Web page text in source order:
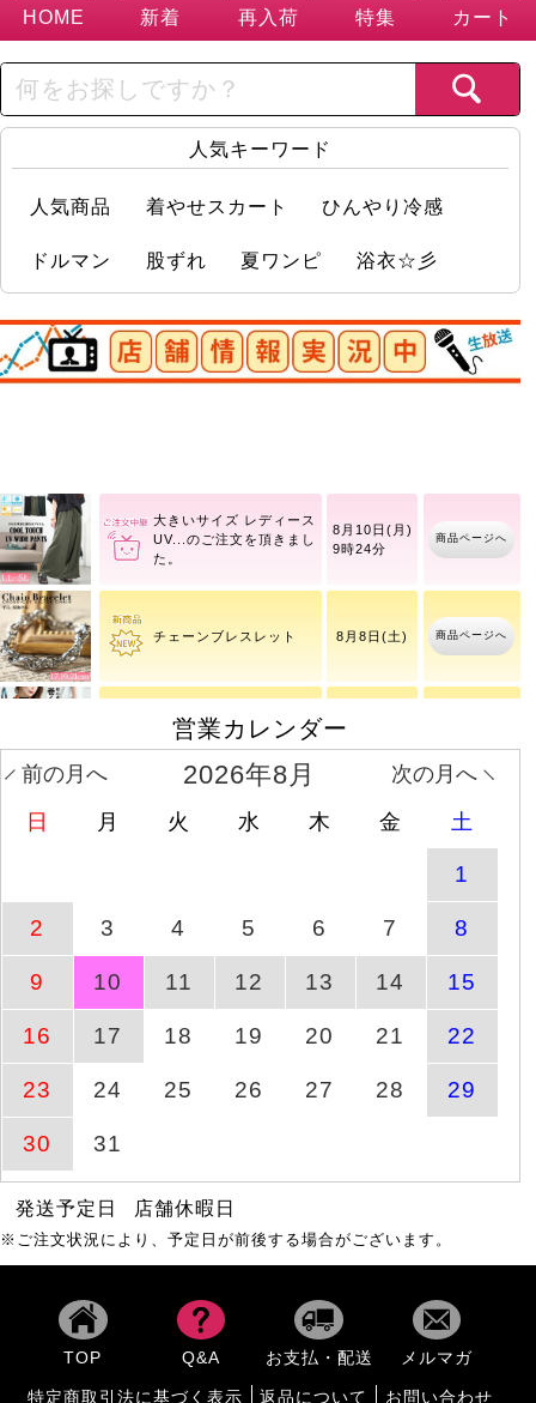
HOME 新着 再入荷 特集 カート
人気キーワード
人気商品 着やせスカート ひんやり冷感
ドルマン 股ずれ 夏ワンピ 浴衣☆彡
店舗情報実況中
大きいサイズ レディース
UV
8月10日(月)
9時24分
商品ページへ
チェーンブレスレット 8月8日(土) 商品ページへ
ナロースカーフ 8月8日(土)
大きいサイズ レディース
ボト
8月10日(月)
商品ページへ
イン
商品ページへ
バタフライ＆ラインスト
ーン2連バングル
商品ページへ
ドッキングタックワンピ
ラインストーンブレスレ
ット
8月8日(土) 商品ページへ
タックギャザーワイドパ
営業カレンダー
前の月へ 次の月へ
2026年8月
日 月 火 水 木 金 土
1
2 3 4 5 6 7 8
9 10 11 12 13 14 15
16 17 18 19 20 21 22
23 24 25 26 27 28 29
30 31
発送予定日 店舗休暇日
※ご注文状況により、予定日が前後する場合がございます。
TOP Q&A お支払・配送 メルマガ
特定商取引法に基づく表示 返品について お問い合わせ